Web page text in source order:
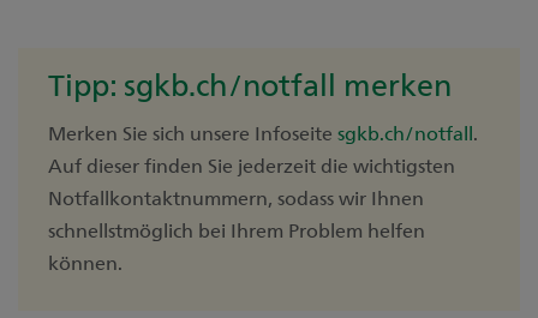
Tipp: sgkb.ch/notfall merken
Merken Sie sich unsere Infoseite sgkb.ch/notfall.
Auf dieser finden Sie jederzeit die wichtigsten
Notfallkontaktnummern, sodass wir Ihnen
schnellstmöglich bei Ihrem Problem helfen
können.